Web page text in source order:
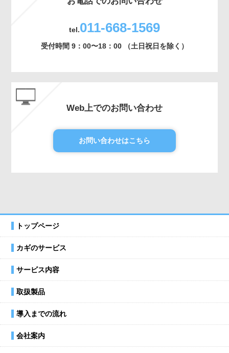
tel.011-668-1569
受付時間 9：00〜18：00 （土日祝日を除く）
Web上でのお問い合わせ
お問い合わせはこちら
トップページ
カギのサービス
サービス内容
取扱製品
導入までの流れ
会社案内